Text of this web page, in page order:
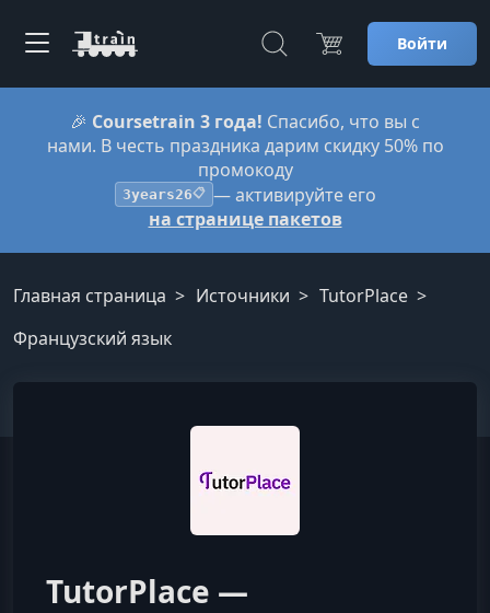
Войти
🎉 Coursetrain 3 года! Спасибо, что вы с
нами. В честь праздника дарим скидку 50% по
промокоду
3years26📋 — активируйте его
на странице пакетов
Главная страница Источники
TutorPlace
Французский язык
TutorPlace —